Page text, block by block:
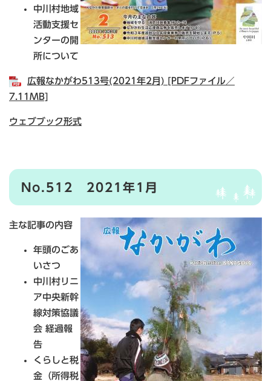
中川村地域
活動支援セ
ンターの開
所について
広報なかがわ513号(2021年2月) [PDFファイル／
7.11MB]
ウェブブック形式
No.512 2021年1月
主な記事の内容
年頭のごあ
いさつ
中川村リニ
ア中央新幹
線対策協議
会 経過報
告
くらしと税
金（所得税